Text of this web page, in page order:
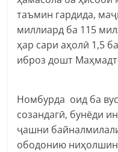
таъмин гардида,
миллиард ба 115
ҳар сари аҳолӣ 1,5
иброз дошт
Номбурда оид ба
созандагӣ, бунёди
ҷашни
ободонию